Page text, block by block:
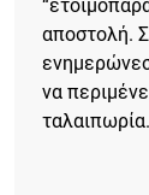
αποστολή.
να
ταλαιπωρία.